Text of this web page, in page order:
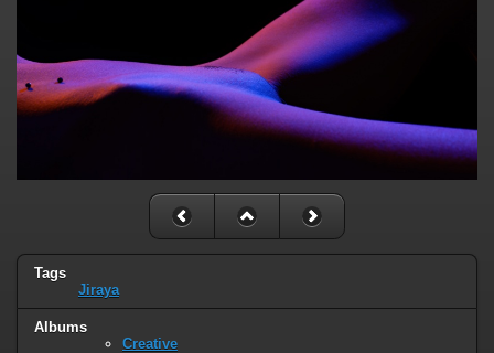
Tags
Jiraya
Albums
Creative